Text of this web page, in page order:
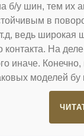
б/у шин, тем их
в
ведь широкая
контакта. На
иначе. Конечно,
моделей бу